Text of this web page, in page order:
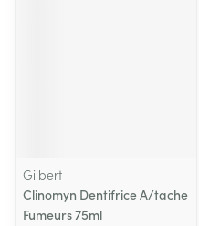
Gilbert
Clinomyn Dentifrice A/tache
Fumeurs 75ml